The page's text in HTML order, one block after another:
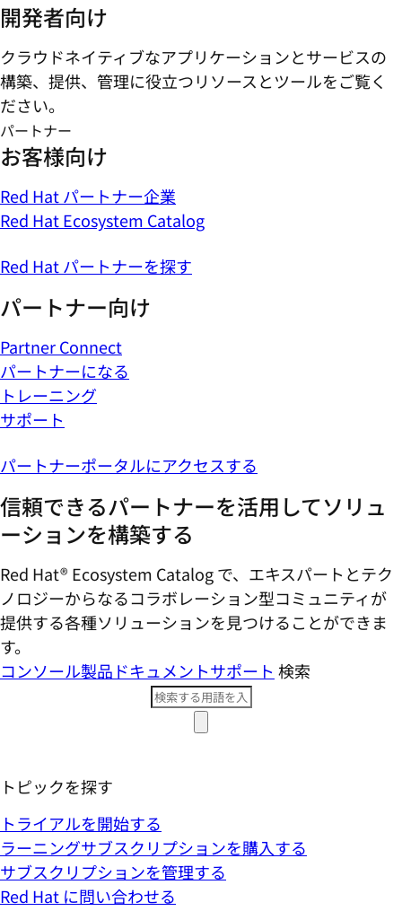
開発者向け
クラウドネイティブなアプリケーションとサービスの
構築、提供、管理に役立つリソースとツールをご覧く
ださい。
パートナー
お客様向け
Red Hat パートナー企業
Red Hat Ecosystem Catalog
Red Hat パートナーを探す
パートナー向け
Partner Connect
パートナーになる
トレーニング
サポート
パートナーポータルにアクセスする
信頼できるパートナーを活用してソリュ
ーションを構築する
Red Hat® Ecosystem Catalog で、エキスパートとテク
ノロジーからなるコラボレーション型コミ​ュニティが
提供する各種ソリューションを見つけることができま
す。
コンソール製品ドキュメントサポート 検索
トピックを探す
トライアルを開始する
ラーニングサブスクリプションを購入する
サブスクリプションを管理する
Red Hat に問い合わせる